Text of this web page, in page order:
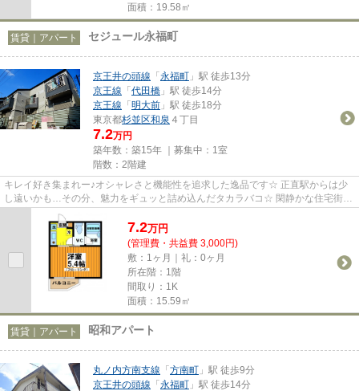
面積：19.58㎡
賃貸｜アパート セジュール永福町
京王井の頭線 「永福町 」駅 徒歩13分
京王線 「代田橋 」駅 徒歩14分
京王線 「明大前 」駅 徒歩18分
東京都杉並区和泉 ４丁目
7.2万円
築年数：築15年 ｜募集中： 1室
階数：2階建
キレイ好き集まれー♪オシャレさと機能性を追求した逸品です☆ 正直駅からは少
し遠いかも…その分、魅力をギュッと詰め込んだタカラバコ☆ 閑静かな住宅街の
落ち着いた住環境。ウォッシュ...
7.2万円
(管理費・共益費 3,000円)
敷：1ヶ月｜礼：0ヶ月
所在階：1階
間取り：1K
面積：15.59㎡
賃貸｜アパート 昭和アパート
丸ノ内方南支線 「方南町 」駅 徒歩9分
京王井の頭線 「永福町 」駅 徒歩14分